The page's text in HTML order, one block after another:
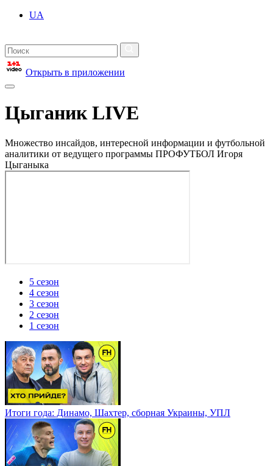
UA
Открыть в приложении
Цыганик LIVE
Множество инсайдов, интересной информации и футбольной
аналитики от ведущего программы ПРОФУТБОЛ Игоря
Цыганыка
5 сезон
4 сезон
3 сезон
2 cезон
1 сезон
Итоги года: Динамо, Шахтер, сборная Украины, УПЛ